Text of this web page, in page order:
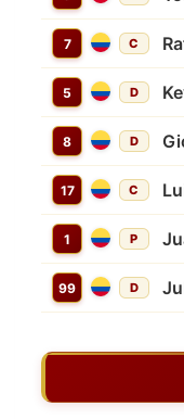
7 C
5 D
8 D
17 C
1 P
99 D